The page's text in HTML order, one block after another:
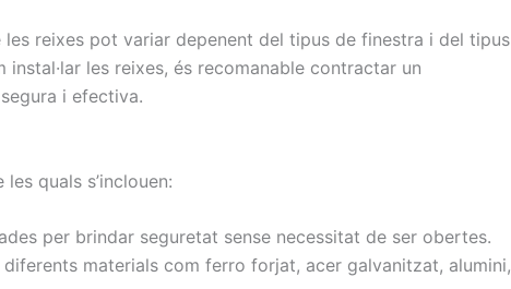
reixes pot variar depenent del tipus de finestra i del tipus
instal·lar les reixes, és recomanable contractar un
i efectiva.
quals s’inclouen:
per brindar seguretat sense necessitat de ser obertes.
diferents materials com ferro forjat, acer galvanitzat, alumini,